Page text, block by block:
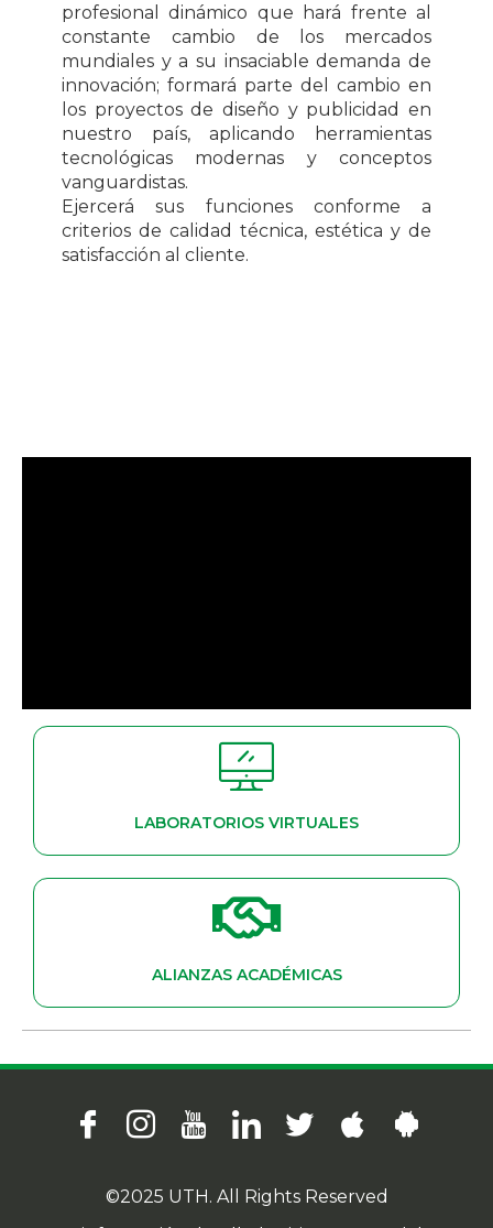
profesional dinámico que hará frente al
constante cambio de los mercados
mundiales y a su insaciable demanda de
innovación; formará parte del cambio en
los proyectos de diseño y publicidad en
nuestro país, aplicando herramientas
tecnológicas modernas y conceptos
vanguardistas.
Ejercerá sus funciones conforme a
criterios de calidad técnica, estética y de
satisfacción al cliente.
LABORATORIOS VIRTUALES
ALIANZAS ACADÉMICAS
©2025 UTH. All Rights Reserved